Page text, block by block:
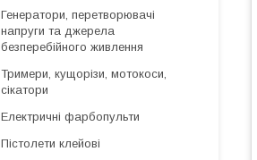
Генератори, перетворювачі
напруги та джерела
безперебійного живлення
Тримери, кущорізи, мотокоси,
сікатори
Електричні фарбопульти
Пістолети клейові